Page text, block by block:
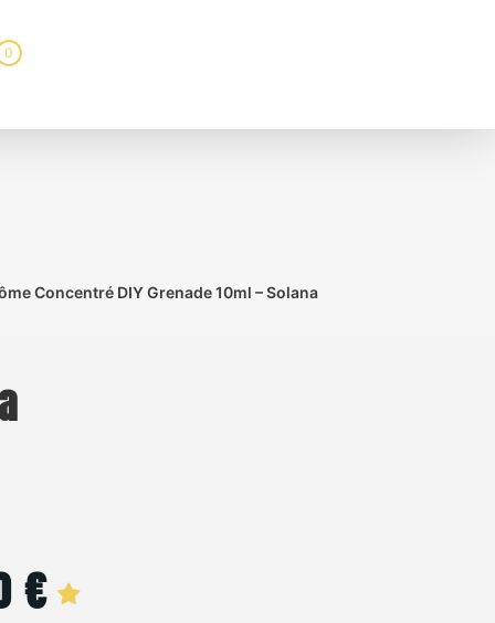
0
Concentré DIY Grenade 10ml – Solana
€